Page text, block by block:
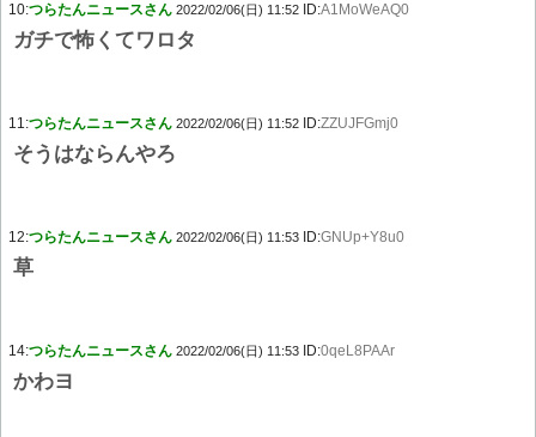
10:つらたんニュースさん 2022/02/06(日) 11:52 ID:A1MoWeAQ0
ガチで怖くてワロタ
11:つらたんニュースさん 2022/02/06(日) 11:52 ID:ZZUJFGmj0
そうはならんやろ
12:つらたんニュースさん 2022/02/06(日) 11:53 ID:GNUp+Y8u0
草
14:つらたんニュースさん 2022/02/06(日) 11:53 ID:0qeL8PAAr
かわヨ